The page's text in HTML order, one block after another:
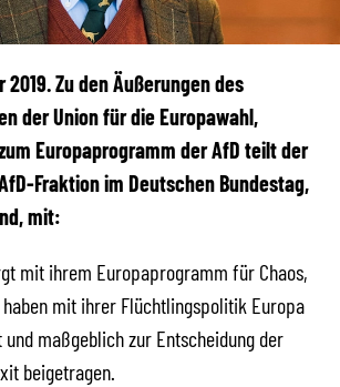
2019. Zu den Äußerungen des
der Union für die Europawahl,
Europaprogramm der AfD teilt der
Fraktion im Deutschen Bundestag,
mit:
mit ihrem Europaprogramm für Chaos,
haben mit ihrer Flüchtlingspolitik Europa
und maßgeblich zur Entscheidung der
beigetragen.